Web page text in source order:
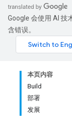
Google 会使用 AI 技
含错误。
本页内容
Build
部署
发展